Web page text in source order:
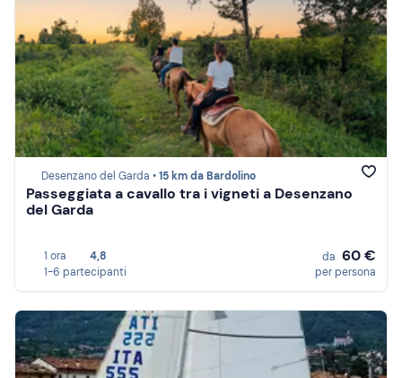
Desenzano del Garda •15 km da Bardolino
Passeggiata a cavallo tra i vigneti a Desenzano
del Garda
1 ora
4,8
1-6 partecipanti
da 60 €
per persona